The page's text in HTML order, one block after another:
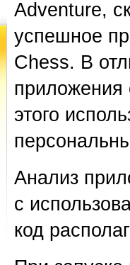
Adventure,
успешное
Chess. В
приложения
этого
Анализ
с
код